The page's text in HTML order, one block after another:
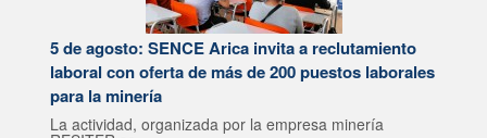
5 de agosto: SENCE Arica invita a reclutamiento
laboral con oferta de más de 200 puestos laborales
para la minería
La actividad, organizada por la empresa minería